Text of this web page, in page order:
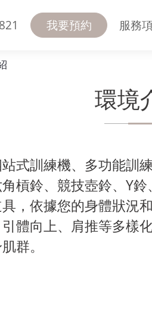
我要預約 服務
環境
式訓練機、多功能訓
槓鈴、競技壺鈴、Y
，依據您的身體狀況
體向上、肩推等多樣
群。